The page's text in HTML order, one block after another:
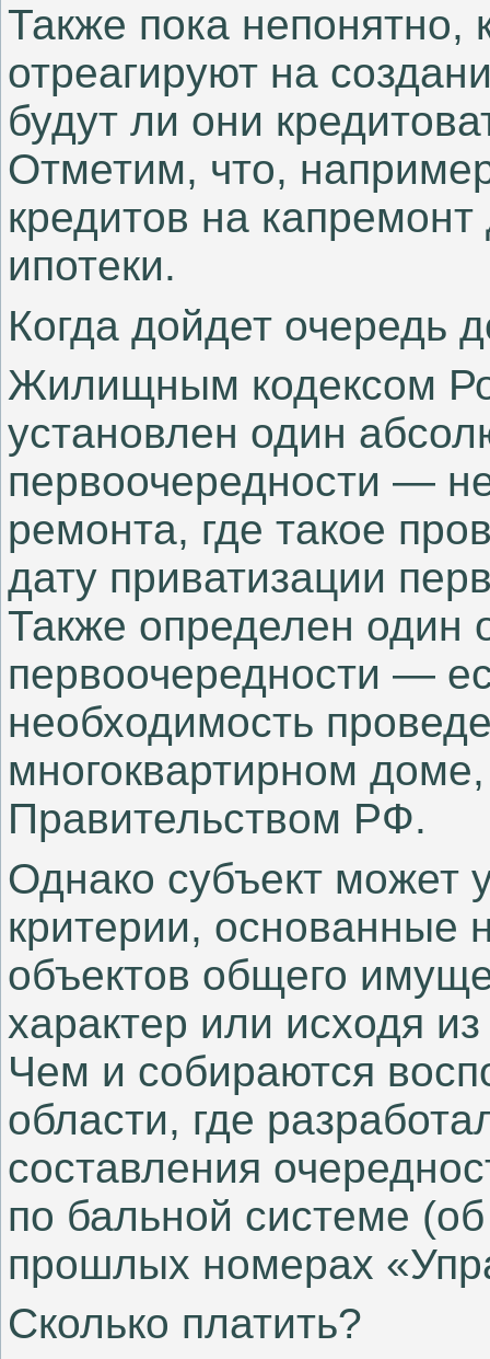
Также пока непонятно,
отреагируют на
будут ли они
Отметим, что,
кредитов на
ипотеки.
Когда дойдет очередь
Жилищным кодексом
установлен один
первоочередности —
ремонта, где такое
дату приватизации
Также определен один
первоочередности —
необходимость
многоквартирном
Правительством РФ.
Однако субъект может
критерии, основанные
объектов общего
характер или исходя
Чем и собираются
области, где
составления
по бальной системе
прошлых номерах
Сколько платить?